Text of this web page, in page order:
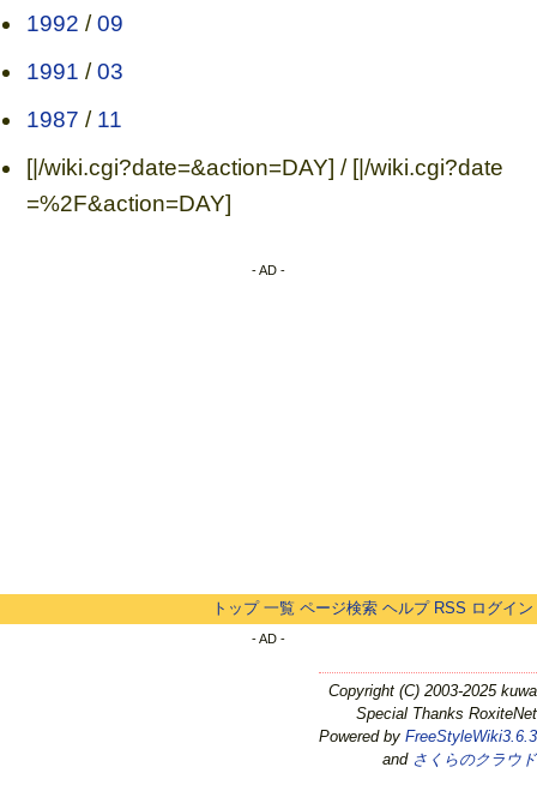
1992 /09
1991 /03
1987 / 11
[|/wiki.cgi?date=&action=DAY] / [|/wiki.cgi?date
=%2F&action=DAY]
- AD -
トップ 一覧 ページ検索 ヘルプ RSS ログイン
- AD -
Copyright (C) 2003-2025 kuwa
Special Thanks RoxiteNet
Powered by FreeStyleWiki3.6.3
and さくらのクラウド